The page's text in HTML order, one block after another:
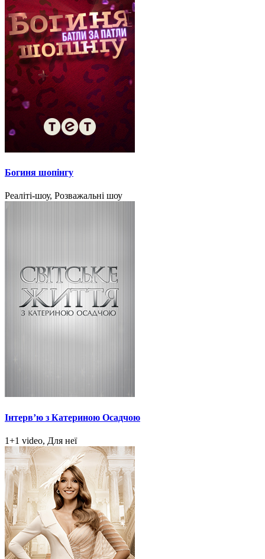
Богиня шопінгу
Реаліті-шоу, Розважальні шоу
Інтерв’ю з Катериною Осадчою
1+1 video, Для неї